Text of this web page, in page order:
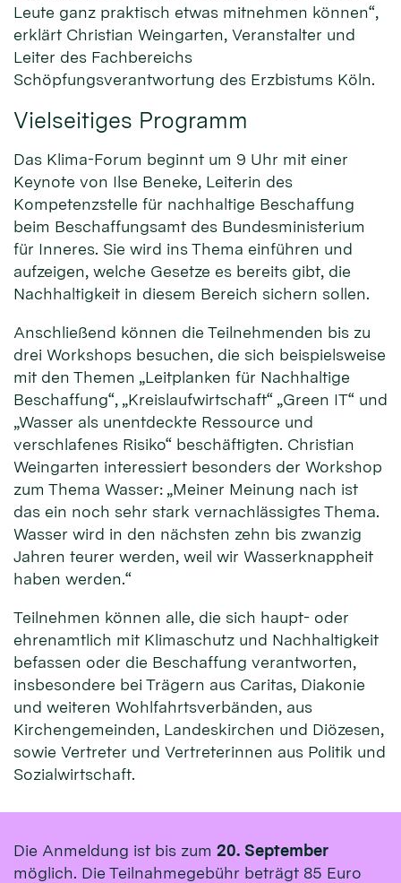
Leute ganz praktisch etwas mitnehmen können“,
erklärt Christian Weingarten, Veranstalter und
Leiter des Fachbereichs
Schöpfungsverantwortung des Erzbistums Köln.
Vielseitiges Programm
Das Klima-Forum beginnt um 9 Uhr mit einer
Keynote von Ilse Beneke, Leiterin des
Kompetenzstelle für nachhaltige Beschaffung
beim Beschaffungsamt des Bundesministerium
für Inneres. Sie wird ins Thema einführen und
aufzeigen, welche Gesetze es bereits gibt, die
Nachhaltigkeit in diesem Bereich sichern sollen.
Anschließend können die Teilnehmenden bis zu
drei Workshops besuchen, die sich beispielsweise
mit den Themen „Leitplanken für Nachhaltige
Beschaffung“, „Kreislaufwirtschaft“ „Green IT“ und
„Wasser als unentdeckte Ressource und
verschlafenes Risiko“ beschäftigten. Christian
Weingarten interessiert besonders der Workshop
zum Thema Wasser: „Meiner Meinung nach ist
das ein noch sehr stark vernachlässigtes Thema.
Wasser wird in den nächsten zehn bis zwanzig
Jahren teurer werden, weil wir Wasserknappheit
haben werden.“
Teilnehmen können alle, die sich haupt- oder
ehrenamtlich mit Klimaschutz und Nachhaltigkeit
befassen oder die Beschaffung verantworten,
insbesondere bei Trägern aus Caritas, Diakonie
und weiteren Wohlfahrtsverbänden, aus
Kirchengemeinden, Landeskirchen und Diözesen,
sowie Vertreter und Vertreterinnen aus Politik und
Sozialwirtschaft.
Die Anmeldung ist bis zum 20. September
möglich. Die Teilnahmegebühr beträgt 85 Euro